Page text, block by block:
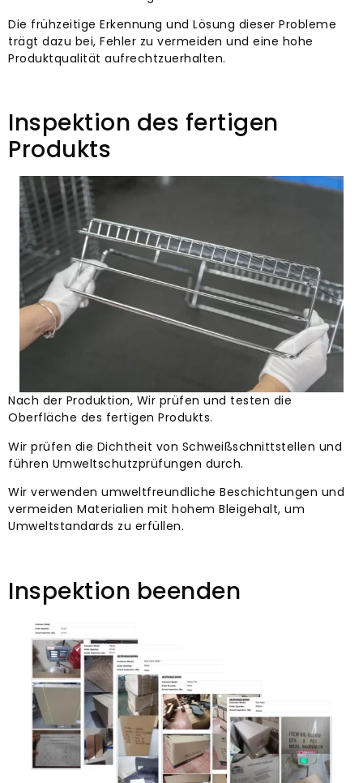
Die frühzeitige Erkennung und Lösung dieser Probleme
trägt dazu bei, Fehler zu vermeiden und eine hohe
Produktqualität aufrechtzuerhalten.
Inspektion des fertigen
Produkts
Nach der Produktion, Wir prüfen und testen die
Oberfläche des fertigen Produkts.
Wir prüfen die Dichtheit von Schweißschnittstellen und
führen Umweltschutzprüfungen durch.
Wir verwenden umweltfreundliche Beschichtungen und
vermeiden Materialien mit hohem Bleigehalt, um
Umweltstandards zu erfüllen.
Inspektion beenden